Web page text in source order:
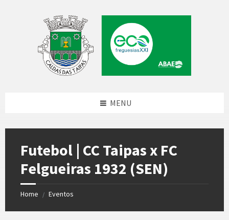
MENU
Futebol | CC Taipas x FC
Felgueiras 1932 (SEN)
Home / Eventos